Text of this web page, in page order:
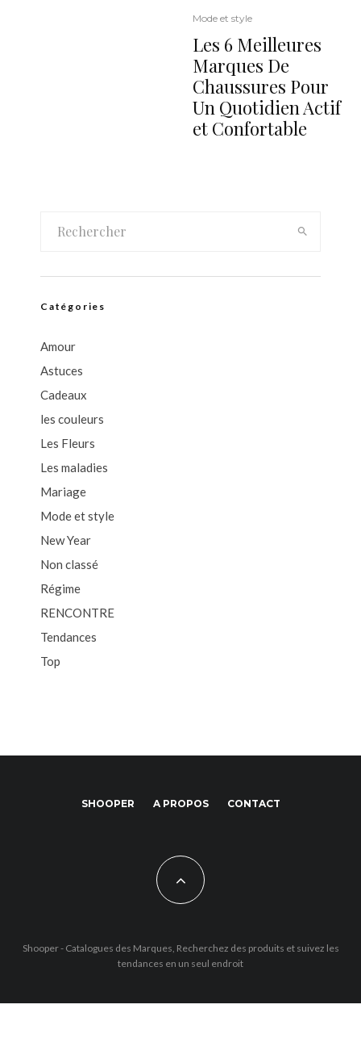
Mode et style
Les 6 Meilleures
Marques De
Chaussures Pour
Un Quotidien Actif
et Confortable
Catégories
Amour
Astuces
Cadeaux
les couleurs
Les Fleurs
Les maladies
Mariage
Mode et style
New Year
Non classé
Régime
RENCONTRE
Tendances
Top
SHOOPER A PROPOS CONTACT
Shooper - Catalogues des Marques, Recherchez des produits et suivez les
tendances en un seul endroit